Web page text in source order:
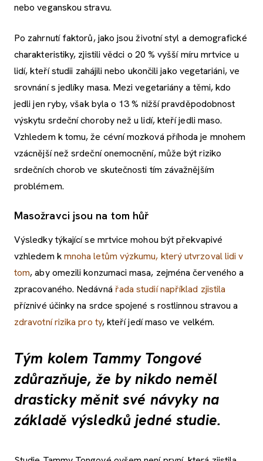
nebo veganskou stravu.
Po zahrnutí faktorů, jako jsou životní styl a demografické
charakteristiky, zjistili vědci o 20 % vyšší míru mrtvice u
lidí, kteří studii zahájili nebo ukončili jako vegetariáni, ve
srovnání s jedlíky masa. Mezi vegetariány a těmi, kdo
jedli jen ryby, však byla o 13 % nižší pravděpodobnost
výskytu srdeční choroby než u lidí, kteří jedli maso.
Vzhledem k tomu, že cévní mozková příhoda je mnohem
vzácnější než srdeční onemocnění, může být riziko
srdečních chorob ve skutečnosti tím závažnějším
problémem.
Masožravci jsou na tom hůř
Výsledky týkající se mrtvice mohou být překvapivé
vzhledem kmnoha letům výzkumu, který utvrzoval lidi v
tom, aby omezili konzumaci masa, zejména červeného a
zpracovaného. Nedávná řada studií například zjistila
příznivé účinky na srdce spojené s rostlinnou stravou a
zdravotní rizika pro ty, kteří jedí maso ve velkém.
Tým kolem Tammy Tongové
zdůrazňuje, že by nikdo neměl
drasticky měnit své návyky na
základě výsledků jedné studie.